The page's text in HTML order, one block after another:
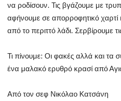
να ροδίσουν. Τις βγάζουμε με
αφήνουμε σε απορροφητικό χαρτί
από το περιττό λάδι. Σερβίρουμε
Τι πίνουμε: Oι φακές αλλά και τα
ένα μαλακό ερυθρό κρασί από
Από τον σεφ Νικόλαo Κατσάνη